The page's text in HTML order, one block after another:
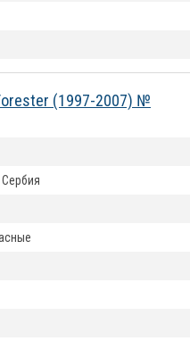
(1997-2007) №
Сербия